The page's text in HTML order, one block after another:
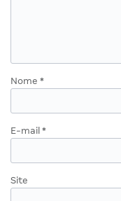
Nome *
E-mail *
Site